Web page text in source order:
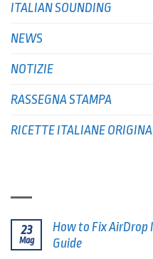
ITALIAN SOUNDING
NEWS
NOTIZIE
RASSEGNA STAMPA
RICETTE ITALIANE
23
Mag
How to Fix AirDrop
Guide